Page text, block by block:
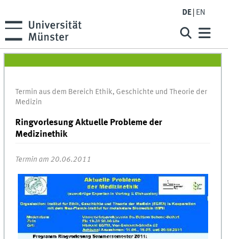
DE EN
Termin aus dem Bereich Ethik, Geschichte und Theorie der
Medizin
Ringvorlesung Aktuelle Probleme der
Medizinethik
Termin am 20.06.2011